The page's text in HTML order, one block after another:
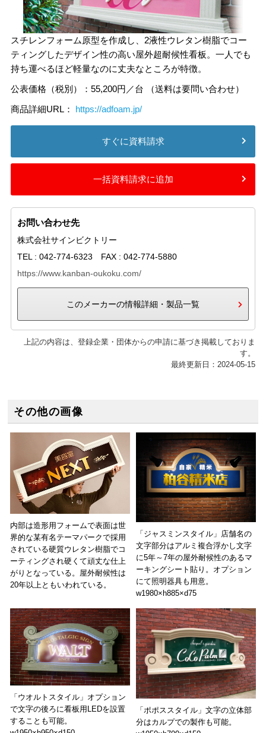
スチレンフォーム原型を作成し、2液性ウレタン樹脂でコー
ティングしたデザイン性の高い屋外超耐候性看板。一人でも
持ち運べるほど軽量なのに丈夫なところが特徴。
公表価格（税別）：55,200円／台 （送料は要問い合わせ）
商品詳細URL： https://adfoam.jp/
すぐに資料請求
一括資料請求に追加
お問い合わせ先
株式会社サインビクトリー
TEL : 042-774-6323 FAX : 042-774-5880
https://www.kanban-oukoku.com/
このメーカーの情報詳細・製品一覧
上記の内容は、登録企業・団体からの申請に基づき掲載しておりま
す。
最終更新日：2024-05-15
その他の画像
内部は造形用フォームで表面は世
界的な某有名テーマパークで採用
されている硬質ウレタン樹脂でコ
ーティングされ硬くて頑丈な仕上
がりとなっている。屋外耐候性は
20年以上ともいわれている。
「ジャスミンスタイル」店舗名の
文字部分はアルミ複合浮かし文字
に5年～7年の屋外耐候性のあるマ
ーキングシート貼り。オプション
にて照明器具も用意。
w1980×h885×d75
「ウオルトスタイル」オプション
で文字の後ろに看板用LEDを設置
することも可能。
「ポポススタイル」文字の立体部
分はカルプでの製作も可能。